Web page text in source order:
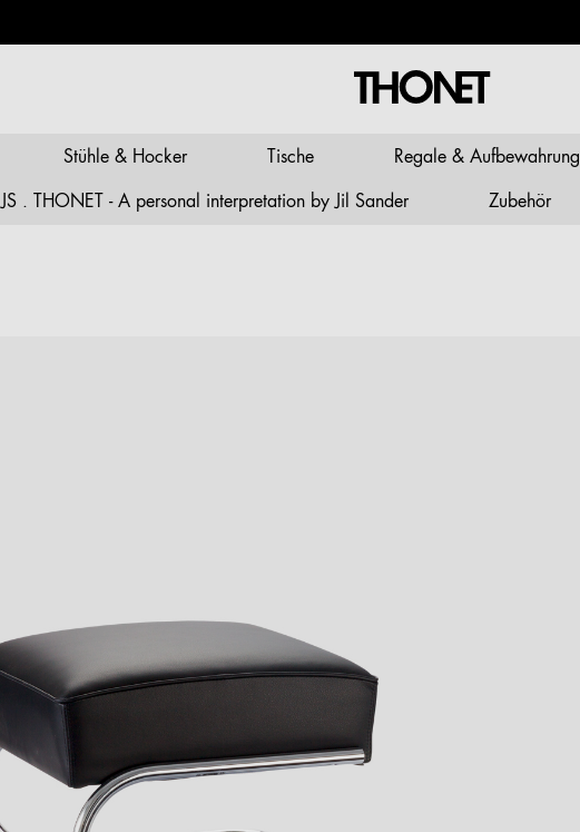
Stühle & Hocker Tische Regale & Aufbewahrung
JS . THONET - A personal interpretation by Jil Sander Zubehör